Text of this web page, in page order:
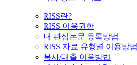
RISS란?
RISS 이용권한
내 관심논문 등록방법
RISS 자료 유형별 이용방법
복사/대출 이용방법